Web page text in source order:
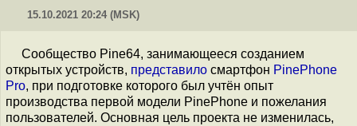
15.10.2021 20:24 (MSK)
Сообщество Pine64, занимающееся созданием
открытых устройств, представило смартфон PinePhone
Pro, при подготовке которого был учтён опыт
производства первой модели PinePhone и пожелания
пользователей. Основная цель проекта не изменилась,